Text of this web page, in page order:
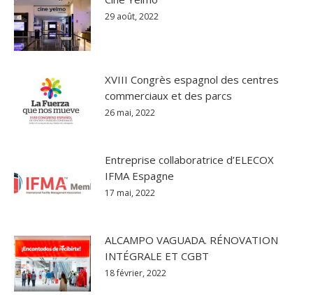
29 août, 2022
XVIII Congrès espagnol des centres
commerciaux et des parcs
26 mai, 2022
Entreprise collaboratrice d’ELECOX
IFMA Espagne
17 mai, 2022
ALCAMPO VAGUADA. RÉNOVATION
INTÉGRALE ET CGBT
18 février, 2022